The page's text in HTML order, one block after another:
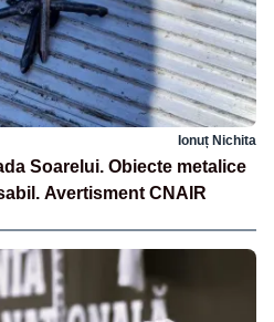
Ionuț Nichita
Soarelui. Obiecte metalice
Avertisment CNAIR